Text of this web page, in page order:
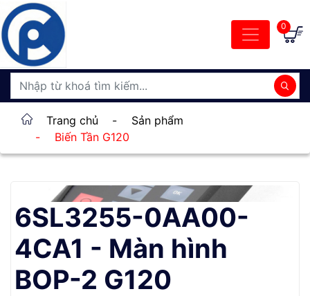
0
Trang chủ -
Sản phẩm
-
Biến Tần G120
6SL3255-0AA00-
4CA1 - Màn hình
BOP-2 G120